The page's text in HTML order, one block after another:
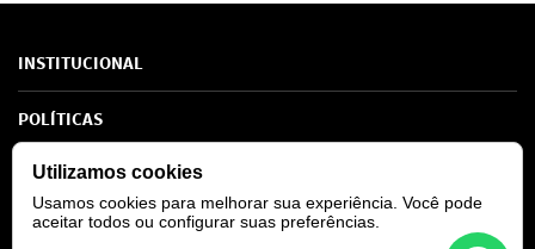
INSTITUCIONAL
Sobre Nós
Marcas
SAC de marcas
Como comprar
POLÍTICAS
Política de Privacidade
Troca e Devoluções
Formas de Pagamento
AJUDA
Atendimento Consultoras Loja Física
SIGA-NOS
Utilizamos cookies
Usamos cookies para melhorar sua experiência. Você pode
aceitar todos ou configurar suas preferências.